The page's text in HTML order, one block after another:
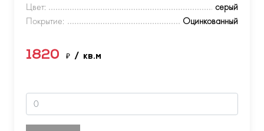
Цвет:
серый
Покрытие:
Оцинкованный
1820 ₽ / кв.м